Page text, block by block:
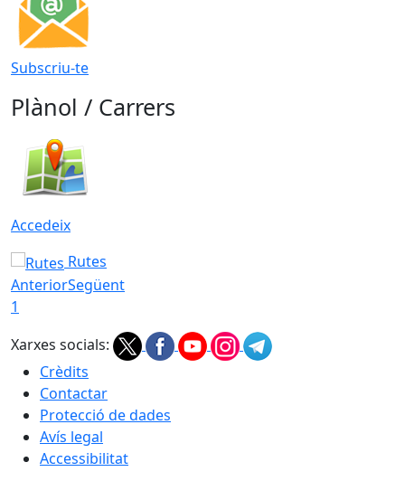
Subscriu-te
Plànol / Carrers
Accedeix
Rutes
AnteriorSegüent
1
Xarxes socials:
Crèdits
Contactar
Protecció de dades
Avís legal
Accessibilitat